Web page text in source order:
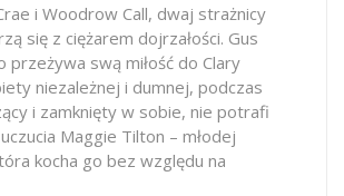
i Woodrow Call, dwaj strażnicy
się z ciężarem dojrzałości. Gus
przeżywa swą miłość do Clary
niezależnej i dumnej, podczas
i zamknięty w sobie, nie potrafi
Maggie Tilton – młodej
kocha go bez względu na